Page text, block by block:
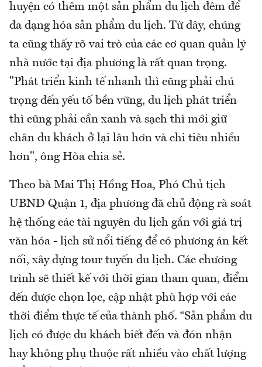
huyện có thêm một sản phẩm du lịch đêm để
đa dạng hóa sản phẩm du lịch. Từ đây, chúng
ta cũng thấy rõ vai trò của các cơ quan quản lý
nhà nước tại địa phương là rất quan trọng.
"Phát triển kinh tế nhanh thì cũng phải chú
trọng đến yếu tố bền vững, du lịch phát triển
thì cũng phải cần xanh và sạch thì mới giữ
chân du khách ở lại lâu hơn và chi tiêu nhiều
hơn", ông Hòa chia sẻ.
Theo bà Mai Thị Hồng Hoa, Phó Chủ tịch
UBND Quận 1, địa phương đã chủ động rà soát
hệ thống các tài nguyên du lịch gắn với giá trị
văn hóa - lịch sử nổi tiếng để có phương án kết
nối, xây dựng tour tuyến du lịch. Các chương
trình sẽ thiết kế với thời gian tham quan, điểm
đến được chọn lọc, cập nhật phù hợp với các
thời điểm thực tế của thành phố. “Sản phẩm du
lịch có được du khách biết đến và đón nhận
hay không phụ thuộc rất nhiều vào chất lượng